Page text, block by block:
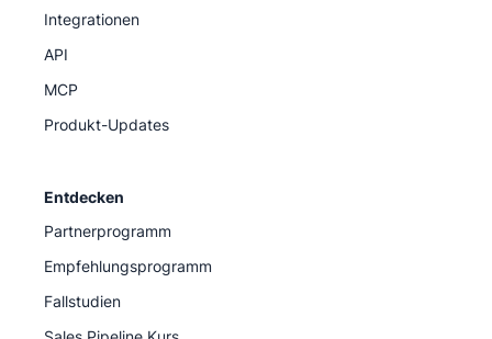
Integrationen
API
MCP
Produkt-Updates
Entdecken
Partnerprogramm
Empfehlungsprogramm
Fallstudien